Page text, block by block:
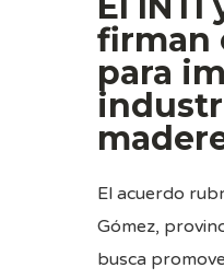
firman
para
El acuerdo
Gómez,
busca